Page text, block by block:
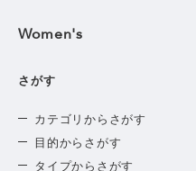
Women's
さがす
カテゴリからさがす
目的からさがす
タイプからさがす